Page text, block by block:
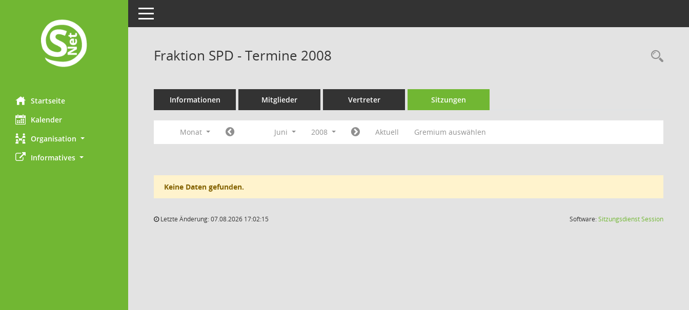
Startseite
Kalender
Organisation
Informatives
Toggle navigation
Fraktion SPD - Termine 2008
Informationen Mitglieder Vertreter Sitzungen
Monat Juni 2008 Aktuell Gremium auswählen
Keine Daten gefunden.
Letzte Änderung: 07.08.2026 17:02:15 Software:SitzungsdienstSession(Wird in